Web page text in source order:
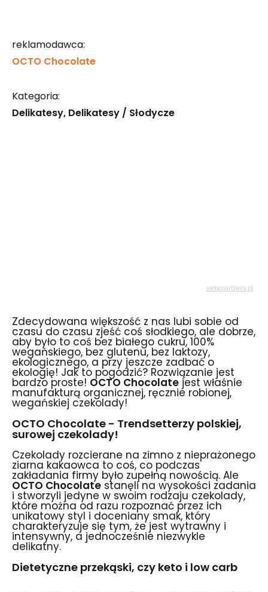
reklamodawca:
OCTO Chocolate
Kategoria:
Delikatesy Delikatesy / Słodycze
Zdecydowana większość z nas lubi sobie od
czasu do czasu zjeść coś słodkiego, ale dobrze,
aby było to coś bez białego cukru, 100%
wegańskiego, bez glutenu, bez laktozy,
ekologicznego, a przy jeszcze zadbać o
ekologię! Jak to pogodzić? Rozwiązanie jest
bardzo proste! OCTO Chocolate jest właśnie
manufakturą organicznej, ręcznie robionej,
wegańskiej czekolady!
OCTO Chocolate - Trendsetterzy polskiej,
surowej czekolady!
Czekolady rozcierane na zimno z nieprażonego
ziarna kakaowca to coś, co podczas
zakładania firmy było zupełną nowością. Ale
OCTO Chocolate stanęli na wysokości zadania
i stworzyli jedyne w swoim rodzaju czekolady,
które można od razu rozpoznać przez ich
unikatowy styl i doceniany smak, który
charakteryzuje się tym, że jest wytrawny i
intensywny, a jednocześnie niezwykle
delikatny.
Dietetyczne przekąski, czy keto i low carb